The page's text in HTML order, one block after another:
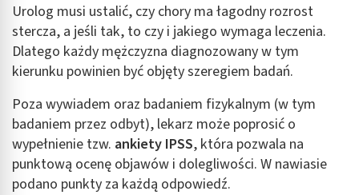
Urolog musi ustalić, czy chory ma łagodny rozrost
stercza, a jeśli tak, to czy i jakiego wymaga leczenia.
Dlatego każdy mężczyzna diagnozowany w tym
kierunku powinien być objęty szeregiem badań.
Poza wywiadem oraz badaniem fizykalnym (w tym
badaniem przez odbyt), lekarz może poprosić o
wypełnienie tzw. ankiety IPSS, która pozwala na
punktową ocenę objawów i dolegliwości. W nawiasie
podano punkty za każdą odpowiedź.